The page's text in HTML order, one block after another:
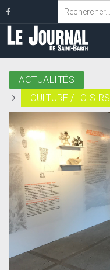
ACTUALITÉS
CULTURE / LOISIRS